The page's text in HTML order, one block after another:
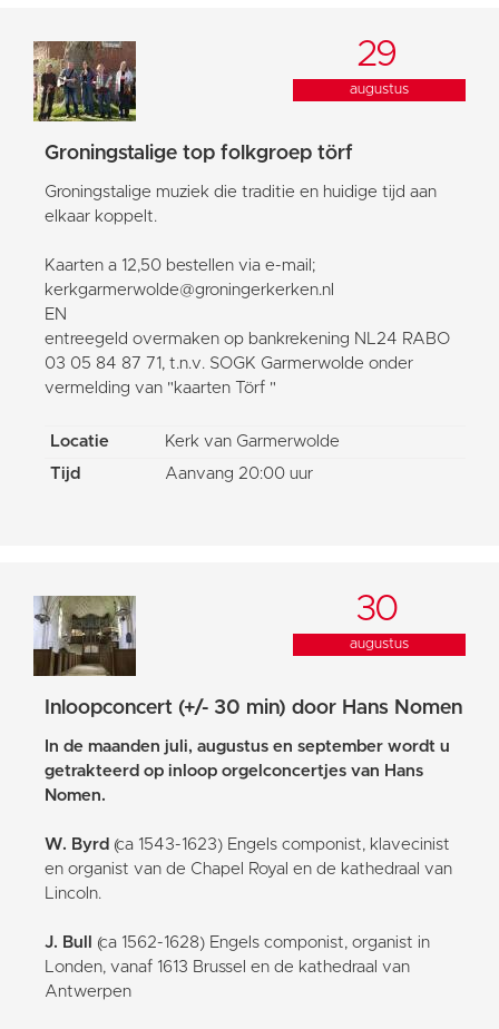
29
augustus
Groningstalige top folkgroep törf
Groningstalige muziek die traditie en huidige tijd aan
elkaar koppelt.
Kaarten a 12,50 bestellen via e-mail;
kerkgarmerwolde@groningerkerken.nl
EN
entreegeld overmaken op bankrekening NL24 RABO
03 05 84 87 71, t.n.v. SOGK Garmerwolde onder
vermelding van "kaarten Törf "
Locatie
Kerk van Garmerwolde
Tijd
Aanvang 20:00 uur
30
augustus
Inloopconcert (+/- 30 min) door Hans Nomen
In de maanden juli, augustus en september wordt u
getrakteerd op inloop orgelconcertjes van Hans
Nomen.
W. Byrd (ca 1543-1623) Engels componist, klavecinist
en organist van de Chapel Royal en de kathedraal van
Lincoln.
J. Bull
(ca 1562-1628) Engels componist, organist in
Londen, vanaf 1613 Brussel en de kathedraal van
Antwerpen